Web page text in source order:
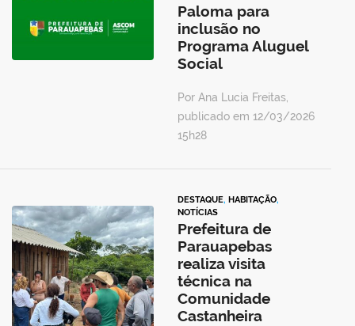
Paloma para
inclusão no
Programa Aluguel
Social
Por Ana Lucia Freitas,
publicado em 12/03/2026
15h28
DESTAQUE, HABITAÇÃO,
NOTÍCIAS
Prefeitura de
Parauapebas
realiza visita
técnica na
Comunidade
Castanheira